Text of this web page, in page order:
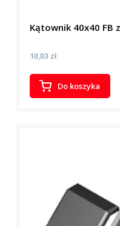
Kątownik 40x40 FB
Cena
10,03 zł
Do koszyka